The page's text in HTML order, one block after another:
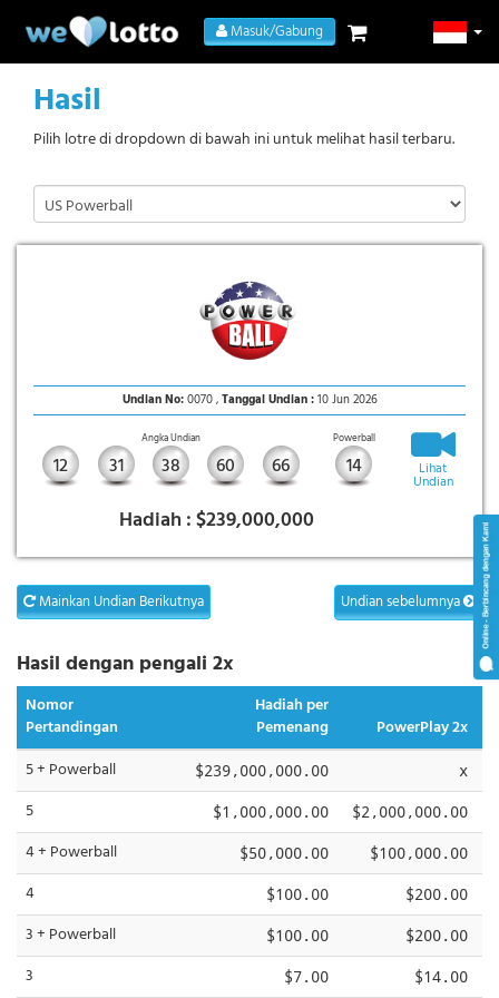
Masuk/Gabung
Hasil
Pilih lotre di dropdown di bawah ini untuk melihat hasil terbaru.
Undian No:0070 ,Tanggal Undian :10 Jun 2026
Angka Undian Powerball
12 31 38 60 66 14
Hadiah :$239,000,000
Lihat
Undian
Mainkan Undian Berikutnya Undian sebelumnya
Hasil dengan pengali 2x
Nomor
Pertandingan
Hadiah per
Pemenang
PowerPlay 2x
5 + Powerball
$239,000,000.00 x
5 $1,000,000.00 $2,000,000.00
4 + Powerball $50,000.00 $100,000.00
4 $100.00 $200.00
3 + Powerball $100.00 $200.00
3 $7.00 $14.00